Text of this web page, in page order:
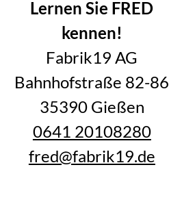
Lernen Sie FRED
kennen!
Fabrik19 AG
Bahnhofstraße 82-86
35390 Gießen
0641 20108280
fred@fabrik19.de